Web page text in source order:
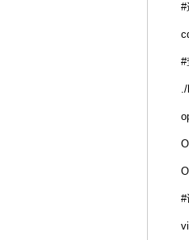
#
#
#